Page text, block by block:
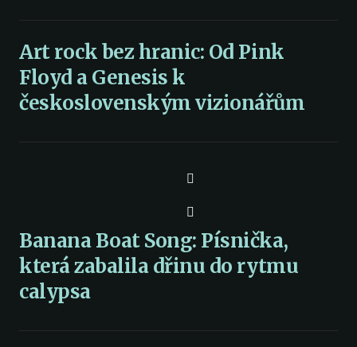
Art rock bez hranic: Od Pink
Floyd a Genesis k
československým vizionářům
Banana Boat Song: Písnička,
která zabalila dřinu do rytmu
calypsa